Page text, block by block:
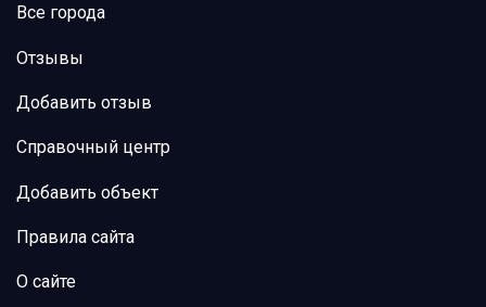
Все города
Отзывы
Добавить отзыв
Справочный центр
Добавить объект
Правила сайта
О сайте